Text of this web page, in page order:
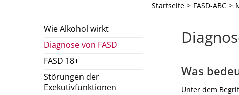
Startseite FASD-ABC
Wie Alkohol wirkt
Diagnose von FASD
FASD 18+
Störungen der
Exekutivfunktionen
Was
Unter dem